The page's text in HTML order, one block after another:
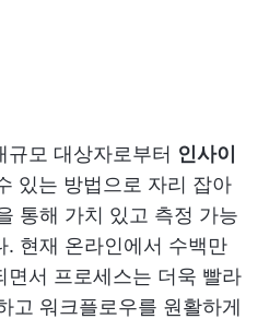
모 대상자로부터 인사이
있는 방법으로 자리 잡아
통해 가치 있고 측정 가능
. 현재 온라인에서 수백만
면서 프로세스는 더욱 빨라
고 워크플로우를 원활하게